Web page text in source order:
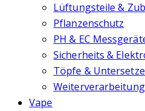
Lüftungsteile &
Pflanzenschutz
PH & EC
Sicherheits &
Töpfe &
Weiterverarbeitung
Vape